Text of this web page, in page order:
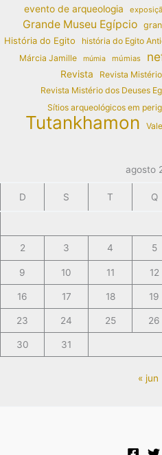
evento de arqueologia
Grande Museu Egípcio
História do Egito
história do Egito
Márcia Jamille múmia múmias
Revista
Revista
Revista Mistério dos Deuses
Sítios arqueológicos em
Tutankhamon
agosto
D S T Q
2 3 4 5
9 10 11 12
16 17 18 19
23 24 25 26
30 31
« jun